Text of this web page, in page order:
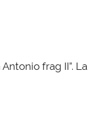
frag II”. La